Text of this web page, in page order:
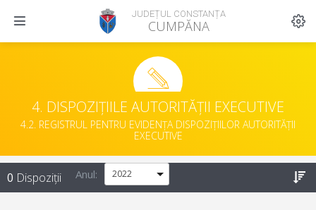
JUDEȚUL CONSTANȚA
CUMPĂNA
4. DISPOZIȚIILE AUTORITĂȚII EXECUTIVE
4.2. REGISTRUL PENTRU EVIDENȚA DISPOZIȚIILOR AUTORITĂȚII
EXECUTIVE
0 Dispoziții Anul: